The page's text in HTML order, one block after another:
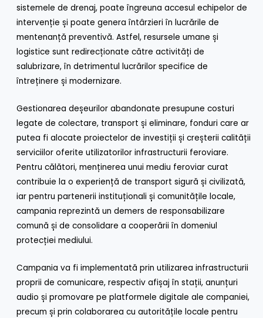
sistemele de drenaj, poate îngreuna accesul echipelor de
intervenție și poate genera întârzieri în lucrările de
mentenanță preventivă. Astfel, resursele umane și
logistice sunt redirecționate către activități de
salubrizare, în detrimentul lucrărilor specifice de
întreținere și modernizare.
Gestionarea deșeurilor abandonate presupune costuri
legate de colectare, transport și eliminare, fonduri care ar
putea fi alocate proiectelor de investiții și creșterii calității
serviciilor oferite utilizatorilor infrastructurii feroviare.
Pentru călători, menținerea unui mediu feroviar curat
contribuie la o experiență de transport sigură și civilizată,
iar pentru partenerii instituționali și comunitățile locale,
campania reprezintă un demers de responsabilizare
comună și de consolidare a cooperării în domeniul
protecției mediului.
Campania va fi implementată prin utilizarea infrastructurii
proprii de comunicare, respectiv afișaj în stații, anunțuri
audio și promovare pe platformele digitale ale companiei,
precum și prin colaborarea cu autoritățile locale pentru